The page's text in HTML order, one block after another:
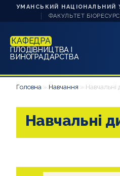
УМАНСЬКИЙ НАЦІОНАЛЬНИЙ
ФАКУЛЬТЕТ
КАФЕДРА
ПЛОДІВНИЦТВА І
ВИНОГРАДАРСТВА
ПРО КАФЕДРУ
Головна » Навчання » Навчальні
Навчальні